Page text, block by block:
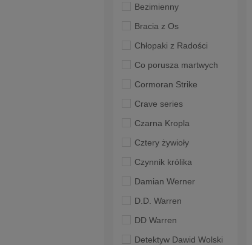
Bezimienny
Bracia z Os
Chłopaki z Radości
Co porusza martwych
Cormoran Strike
Crave series
Czarna Kropla
Cztery żywioły
Czynnik królika
Damian Werner
D.D. Warren
DD Warren
Detektyw Dawid Wolski